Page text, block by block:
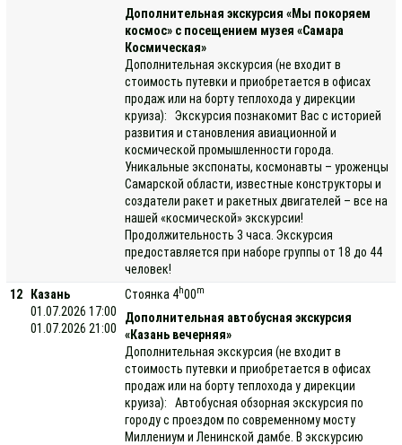
Дополнительная экскурсия «Мы покоряем
космос» с посещением музея «Самара
Космическая»
Дополнительная экскурсия (не входит в
стоимость путевки и приобретается в офисах
продаж или на борту теплохода у дирекции
круиза): Экскурсия познакомит Вас с историей
развития и становления авиационной и
космической промышленности города.
Уникальные экспонаты, космонавты – уроженцы
Самарской области, известные конструкторы и
создатели ракет и ракетных двигателей – все на
нашей «космической» экскурсии!
Продолжительность 3 часа. Экскурсия
предоставляется при наборе группы от 18 до 44
человек!
12
Казань
01.07.2026 17:00
01.07.2026 21:00
Стоянка 4h00m
Дополнительная автобусная экскурсия
«Казань вечерняя»
Дополнительная экскурсия (не входит в
стоимость путевки и приобретается в офисах
продаж или на борту теплохода у дирекции
круиза): Автобусная обзорная экскурсия по
городу с проездом по современному мосту
Миллениум и Ленинской дамбе. В экскурсию